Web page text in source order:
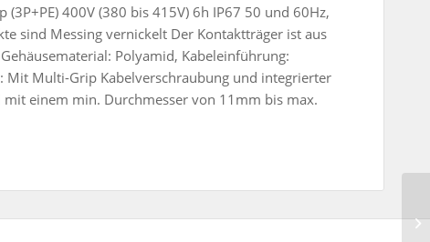
(3P+PE) 400V (380 bis 415V) 6h IP67 50 und 60Hz,
sind Messing vernickelt Der Kontaktträger ist aus
Polyamid, Kabeleinführung:
Mit Multi-Grip Kabelverschraubung und integrierter
mit einem min. Durchmesser von 11mm bis max.